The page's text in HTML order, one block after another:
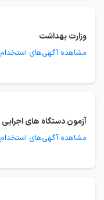
وزارت بهداشت
مشاهده آگهی‌های استخدام
آزمون دستگاه های اجرایی
مشاهده آگهی‌های استخدام